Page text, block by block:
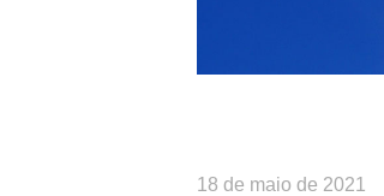
18 de maio de 2021